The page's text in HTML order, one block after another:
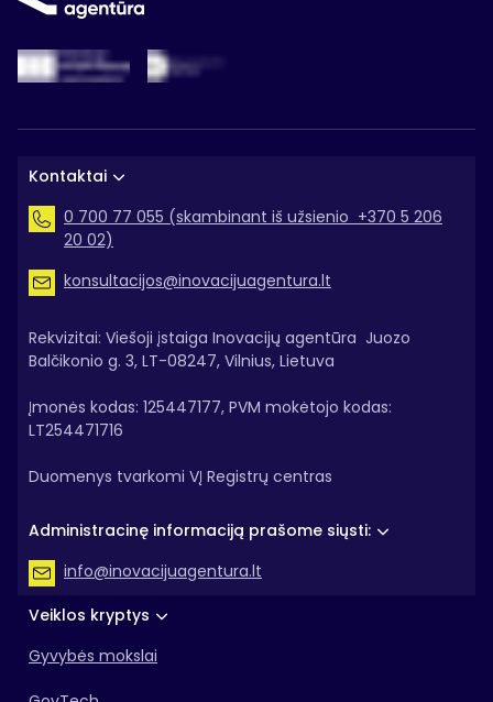
Veiklos kryptys
Gyvybės mokslai
Kontaktai
0 700 77 055 (skambinant iš užsienio +370 5 206
20 02)
konsultacijos@inovacijuagentura.lt
Rekvizitai: Viešoji įstaiga Inovacijų agentūra Juozo
Balčikonio g. 3, LT-08247, Vilnius, Lietuva
Įmonės kodas: 125447177, PVM mokėtojo kodas:
LT254471716
Duomenys tvarkomi VĮ Registrų centras
Administracinę informaciją prašome siųsti:
info@inovacijuagentura.lt